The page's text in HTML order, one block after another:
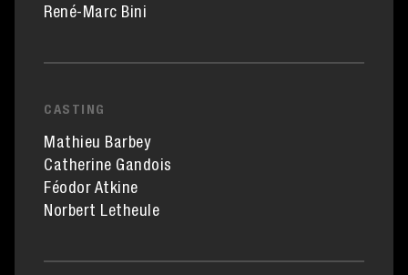
René-Marc Bini
CASTING
Mathieu Barbey
Catherine Gandois
Féodor Atkine
Norbert Letheule